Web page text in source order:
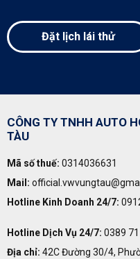
Đặt lịch lái thử
CÔNG TY TNHH AUTO
TÀU
Mã số thuế: 0314036631
Mail:
Hotline Kinh Doanh 24/7:
Hotline Dịch Vụ 24/7: 0389
Địa chỉ: 42C Đường 30/4,